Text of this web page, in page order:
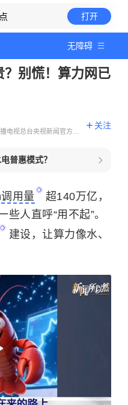
打开
无障碍
？别慌！算力网已
电视总台央视新闻官方账
关注
普惠模式？
用量
超140万亿，
人直呼“用不起”。
建设，让算力像水、